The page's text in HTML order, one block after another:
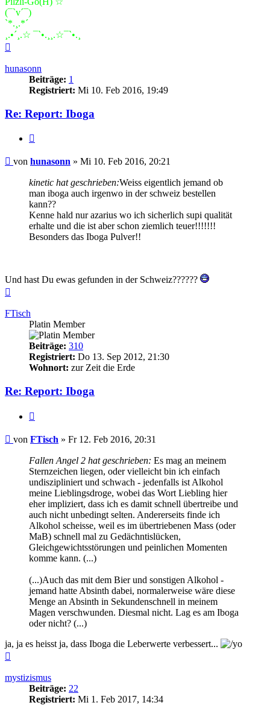
(¯`v´¯)
`*.¸.*´
¸.•´¸.☆ ¯`•.¸¸.☆¯`•.¸
hunasonn
Beiträge: 1
Registriert: Mi 10. Feb 2016, 19:49
Re: Report: Iboga
Beitrag
von hunasonn » Mi 10. Feb 2016, 20:21
kinetic hat geschrieben:Weiss eigentlich jemand ob
man iboga auch irgenwo in der schweiz bestellen
kann??
Kenne hald nur azarius wo ich sicherlich supi qualität
erhalte und die ist aber schon ziemlich teuer!!!!!!!
Besonders das Iboga Pulver!!
Und hast Du ewas gefunden in der Schweiz??????
FTisch
Platin Member
Beiträge: 310
Registriert: Do 13. Sep 2012, 21:30
Wohnort: zur Zeit die Erde
Re: Report: Iboga
Beitrag
von FTisch » Fr 12. Feb 2016, 20:31
Fallen Angel 2 hat geschrieben: Es mag an meinem
Sternzeichen liegen, oder vielleicht bin ich einfach
undiszipliniert und schwach - jedenfalls ist Alkohol
meine Lieblingsdroge, wobei das Wort Liebling hier
eher impliziert, dass ich es damit schnell übertreibe und
auch nicht unbedingt selten. Andererseits finde ich
Alkohol scheisse, weil es im übertriebenen Mass (oder
MaB) schnell mal zu Gedächntislücken,
Gleichgewichtsstörungen und peinlichen Momenten
komme kann. (...)
(...)Auch das mit dem Bier und sonstigen Alkohol -
jemand hatte Absinth dabei, normalerweise wäre diese
Menge an Absinth in Sekundenschnell in meinem
Magen verschwunden. Diesmal nicht. Lag es am Iboga
oder nicht? (...)
ja, ja es heisst ja, dass Iboga die Leberwerte verbessert...
mystizismus
Beiträge: 22
Registriert: Mi 1. Feb 2017, 14:34